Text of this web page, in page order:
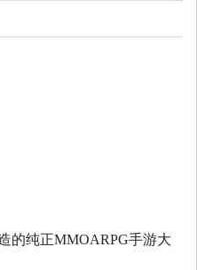
的纯正MMOARPG手游大